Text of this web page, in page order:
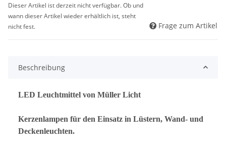
Dieser Artikel ist derzeit nicht verfügbar. Ob und
wann dieser Artikel wieder erhältlich ist, steht
nicht fest.
Frage zum Artikel
Beschreibung
LED Leuchtmittel von Müller Licht
Kerzenlampen für den Einsatz in Lüstern, Wand- und
Deckenleuchten.